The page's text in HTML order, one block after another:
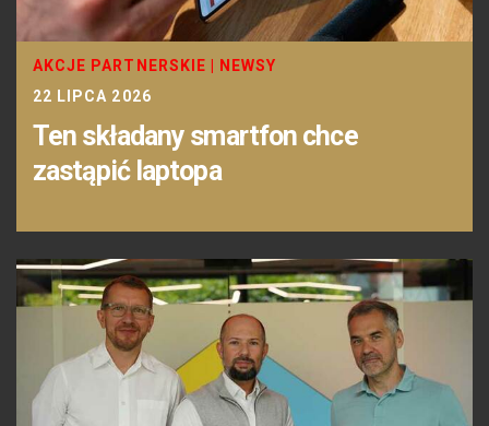
AKCJE PARTNERSKIE
NEWSY
22 LIPCA 2026
Ten składany smartfon chce
zastąpić laptopa